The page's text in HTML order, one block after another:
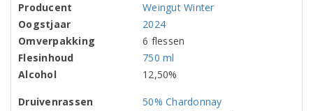
Producent
Weingut Winter
Oogstjaar
2024
Omverpakking
6 flessen
Flesinhoud
750 ml
Alcohol
12,50%
Druivenrassen
50% Chardonnay